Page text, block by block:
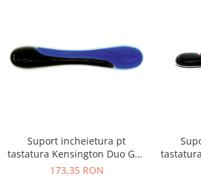
Suport incheietura pt
tastatura Kensington Duo Gel,
albastru/negru
173,35 RON